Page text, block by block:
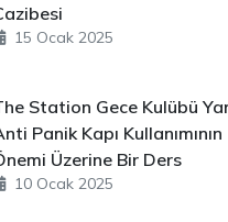
15 Ocak 2025
Station Gece Kulübü
Panik Kapı Kullanımının
Üzerine Bir Ders
10 Ocak 2025